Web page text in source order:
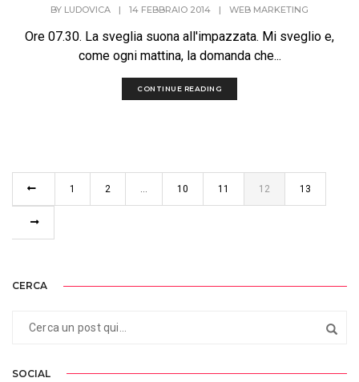
BY LUDOVICA | 14 FEBBRAIO 2014 | WEB MARKETING
Ore 07.30. La sveglia suona all'impazzata. Mi sveglio e,
come ogni mattina, la domanda che...
CONTINUE READING
1 2 … 10 11 12 13
CERCA
SOCIAL